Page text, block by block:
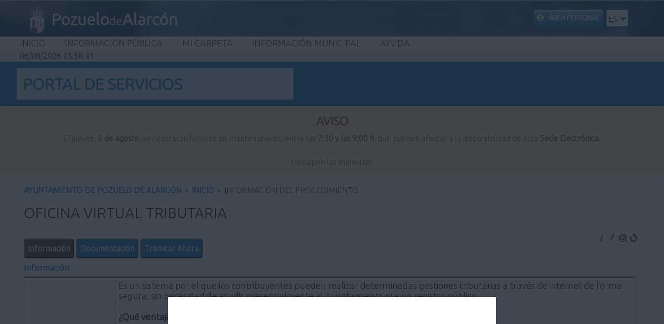
PozuelodeAlarcón ÁREA PERSONAL ES
INICIO INFORMACIÓN PÚBLICA MI CARPETA INFORMACIÓN MUNICIPAL AYUDA
06/08/2026 03:58:41
PORTAL DE SERVICIOS
AVISO
El jueves, 6 de agosto, se realizarán labores de mantenimiento entre las 7:30 y las 9:00 h, que pueden afectar a la disponibilidad de esta Sede Electrónica
Disculpen las molestias.
AYUNTAMIENTO DE POZUELO DE ALARCÓN > INICIO > INFORMACIÓN DEL PROCEDIMIENTO
OFICINA VIRTUAL TRIBUTARIA
Información Documentación Tramitar Ahora
Información
Es un sistema por el que los contribuyentes pueden realizar determinadas gestiones tributarias a través de internet de forma
segura, sin necesidad de acudir presencialmente al Ayuntamiento ni a un registro público.
¿Qué ventajas tiene para el ciudadano?